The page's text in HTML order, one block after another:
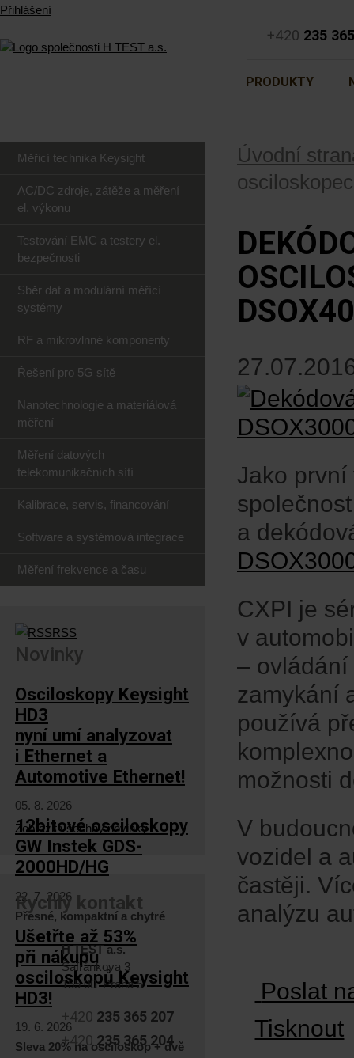
+420 235
PRODUKTY
Přihlášení
Úvodní
Jako první
a
CXPI je
v
– ovládání
zamykání
používá
možnosti
V
vozidel a
častěji.
analýzu
Poslat
Tisknout
Měřicí technika Keysight
AC/DC zdroje, zátěže a měření
el. výkonu
Testování EMC a testery el.
bezpečnosti
Sběr dat a modulární měřící
systémy
RF a mikrovlnné komponenty
Řešení pro 5G sítě
Nanotechnologie a materiálová
měření
Měření datových
telekomunikačních sítí
Kalibrace, servis, financování
Software a systémová integrace
Měření frekvence a času
RSS
Novinky
Osciloskopy Keysight
HD3
nyní umí analyzovat
i Ethernet a
Automotive Ethernet!
05. 8. 2026
12bitové osciloskopy
GW Instek GDS-
2000HD/HG
22. 7. 2026
Přesné, kompaktní a chytré
Ušetřte až 53%
při nákupu
osciloskopů Keysight
HD3!
19. 6. 2026
Sleva 20% na osciloskop + dvě
Zobrazit všechny novinky
Rychlý kontakt
H TEST a.s.
Šafránkova 3
155 00 Praha 5
+420 235 365 207
+420 235 365 204